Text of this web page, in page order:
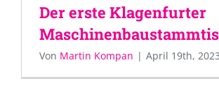
Der erste Klagenfurter
Von Martin Kompan | April 19th, 2023